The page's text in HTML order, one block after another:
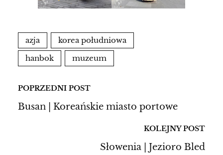
azja
korea południowa
hanbok
muzeum
POPRZEDNI POST
Busan | Koreańskie miasto portowe
KOLEJNY POST
Słowenia | Jezioro Bled